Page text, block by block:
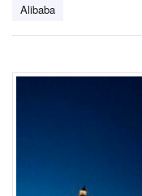
Alibaba